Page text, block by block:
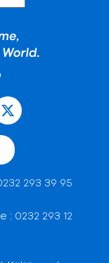
293 39 95
: 0232 293 12